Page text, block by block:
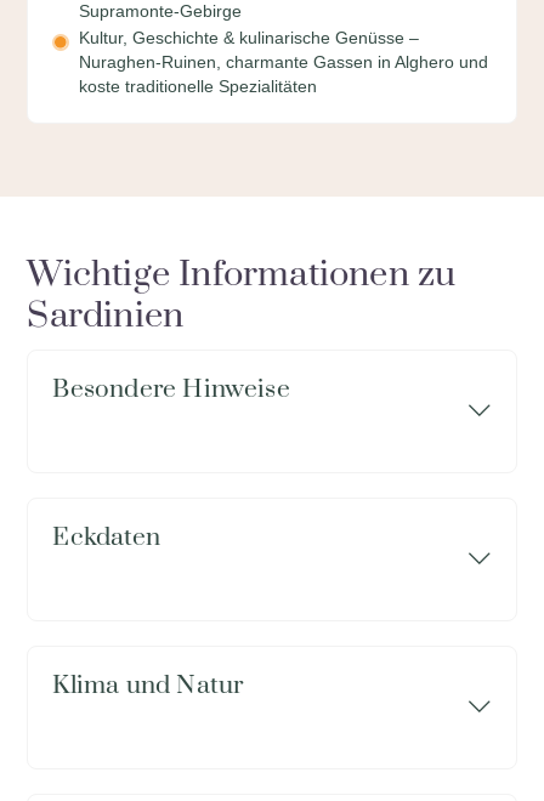
Supramonte-Gebirge
Kultur, Geschichte & kulinarische Genüsse –
Nuraghen-Ruinen, charmante Gassen in Alghero und
koste traditionelle Spezialitäten
Wichtige Informationen zu
Sardinien
Besondere Hinweise
Eckdaten
Klima und Natur